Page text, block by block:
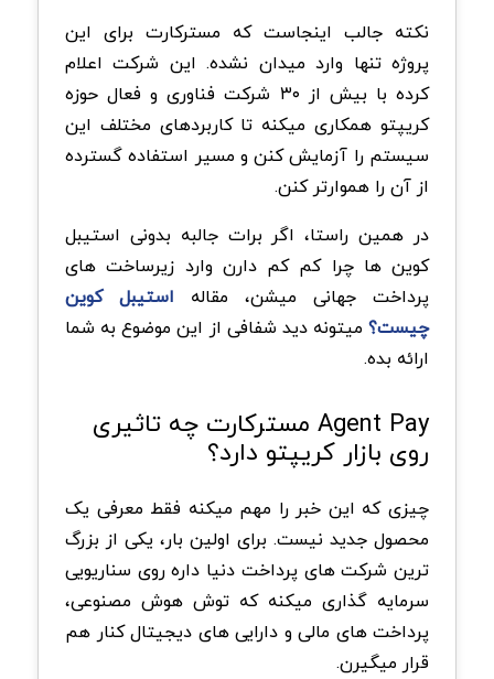
نکته جالب اینجاست که مسترکارت برای این
پروژه تنها وارد میدان نشده. این شرکت اعلام
کرده با بیش از ۳۰ شرکت فناوری و فعال حوزه
کریپتو همکاری میکنه تا کاربردهای مختلف این
سیستم را آزمایش کنن و مسیر استفاده گسترده
از آن را هموارتر کنن.
در همین راستا، اگر برات جالبه بدونی استیبل
کوین ها چرا کم کم دارن وارد زیرساخت های
پرداخت جهانی میشن، مقاله استیبل کوین
چیست؟ میتونه دید شفافی از این موضوع به شما
ارائه بده.
Agent Pay مسترکارت چه تاثیری
روی بازار کریپتو دارد؟
چیزی که این خبر را مهم میکنه فقط معرفی یک
محصول جدید نیست. برای اولین بار، یکی از بزرگ
ترین شرکت های پرداخت دنیا داره روی سناریویی
سرمایه گذاری میکنه که توش هوش مصنوعی،
پرداخت های مالی و دارایی های دیجیتال کنار هم
قرار میگیرن.